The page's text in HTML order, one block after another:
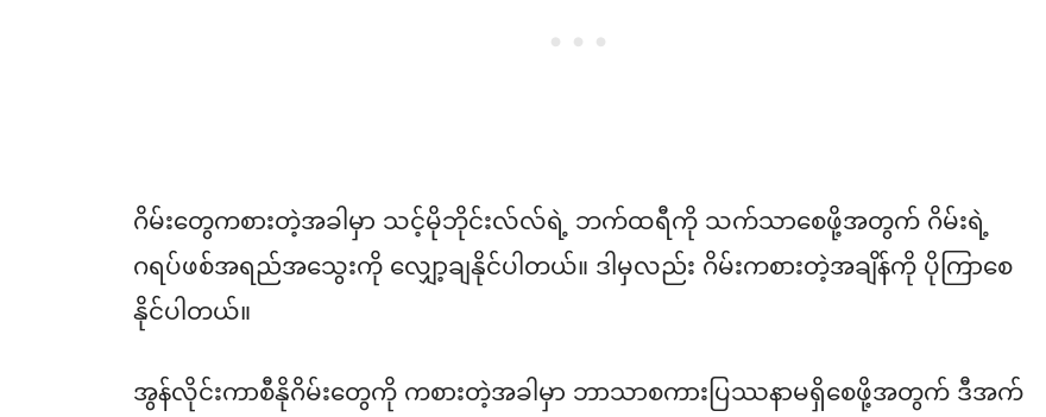
ဂိမ်းတွေကစားတဲ့အခါမှာ သင့်မိုဘိုင်းလ်လ်ရဲ့ ဘက်ထရီကို သက်သာစေဖို့အတွက် ဂိမ်းရဲ့
ဂရပ်ဖစ်အရည်အသွေးကို လျှော့ချနိုင်ပါတယ်။ ဒါမှလည်း ဂိမ်းကစားတဲ့အချိန်ကို ပိုကြာစေ
နိုင်ပါတယ်။
အွန်လိုင်းကာစီနိုဂိမ်းတွေကို ကစားတဲ့အခါမှာ ဘာသာစကားပြဿနာမရှိစေဖို့အတွက် ဒီအက်